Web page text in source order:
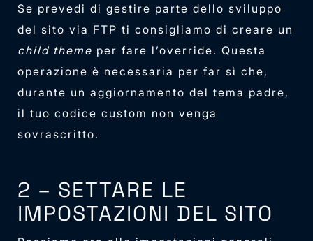
Se prevedi di gestire parte dello sviluppo
del sito via FTP ti consigliamo di creare un
child theme per fare l’override. Questa
operazione è necessaria per far sì che,
durante un aggiornamento del tema padre,
il tuo codice custom non venga
sovrascritto.
2 – SETTARE LE
IMPOSTAZIONI DEL SITO